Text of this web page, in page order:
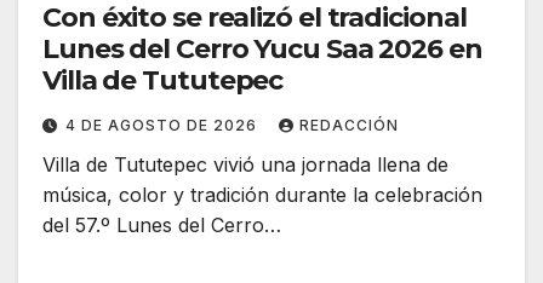
Con éxito se realizó el tradicional
Lunes del Cerro Yucu Saa 2026 en
Villa de Tututepec
4 DE AGOSTO DE 2026 REDACCIÓN
Villa de Tututepec vivió una jornada llena de
música, color y tradición durante la celebración
del 57.º Lunes del Cerro…